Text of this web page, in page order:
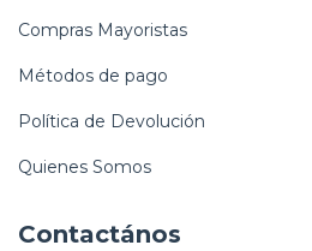
Compras Mayoristas
Métodos de pago
Política de Devolución
Quienes Somos
Contactános